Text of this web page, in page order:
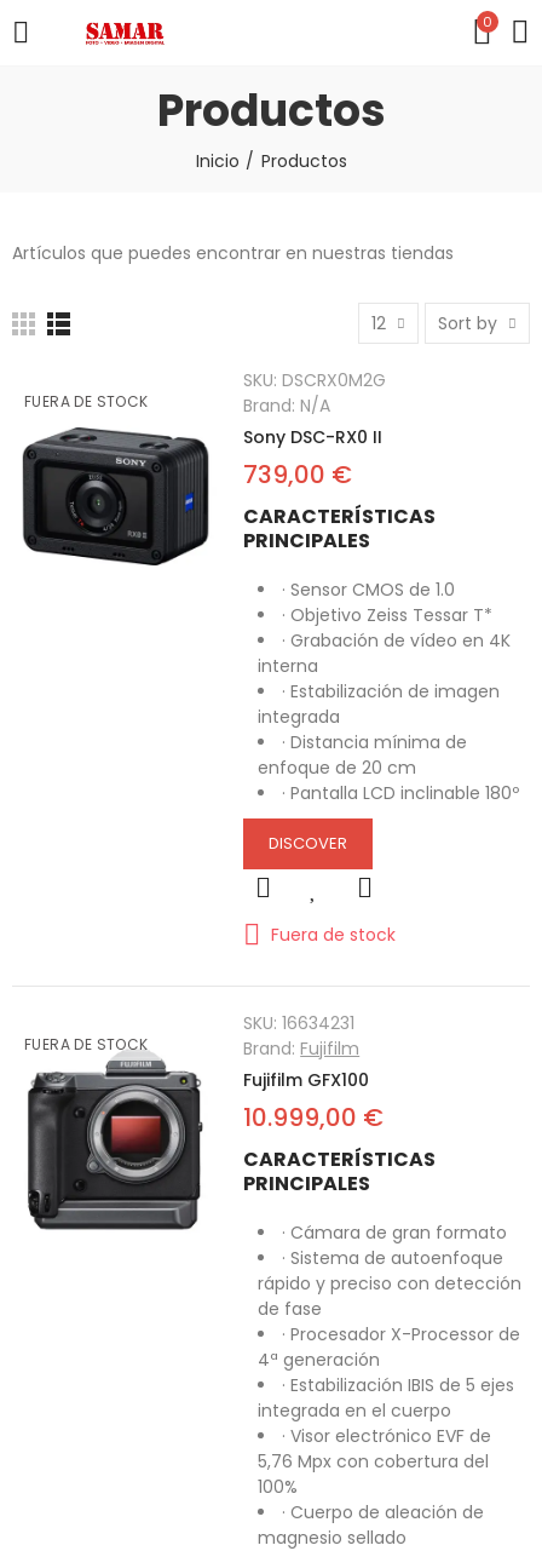
0
Productos
Inicio Productos
Artículos que puedes encontrar en nuestras tiendas
12 Sort by
FUERA DE STOCK
SKU:DSCRX0M2G
Brand:N/A
Sony DSC-RX0 II
739,00 €
CARACTERÍSTICAS
PRINCIPALES
· Sensor CMOS de 1.0
· Objetivo Zeiss Tessar T*
· Grabación de vídeo en 4K
interna
· Estabilización de imagen
integrada
· Distancia mínima de
enfoque de 20 cm
· Pantalla LCD inclinable 180º
DISCOVER
Fuera de stock
FUERA DE STOCK
SKU:16634231
Brand:Fujifilm
Fujifilm GFX100
10.999,00 €
CARACTERÍSTICAS
PRINCIPALES
· Cámara de gran formato
· Sistema de autoenfoque
rápido y preciso con detección
de fase
· Procesador X-Processor de
4ª generación
· Estabilización IBIS de 5 ejes
integrada en el cuerpo
· Visor electrónico EVF de
5,76 Mpx con cobertura del
100%
· Cuerpo de aleación de
magnesio sellado